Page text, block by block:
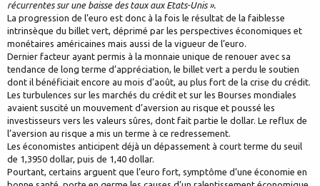
récurrentes sur une baisse des taux aux Etats-Unis ».
La progression de l’euro est donc à la fois le résultat de la faiblesse
intrinsèque du billet vert, déprimé par les perspectives économiques et
monétaires américaines mais aussi de la vigueur de l’euro.
Dernier facteur ayant permis à la monnaie unique de renouer avec sa
tendance de long terme d’appréciation, le billet vert a perdu le soutien
dont il bénéficiait encore au mois d’août, au plus fort de la crise du crédit.
Les turbulences sur les marchés du crédit et sur les Bourses mondiales
avaient suscité un mouvement d’aversion au risque et poussé les
investisseurs vers les valeurs sûres, dont fait partie le dollar. Le reflux de
l’aversion au risque a mis un terme à ce redressement.
Les économistes anticipent déjà un dépassement à court terme du seuil
de 1,3950 dollar, puis de 1,40 dollar.
Pourtant, certains arguent que l’euro fort, symptôme d’une économie en